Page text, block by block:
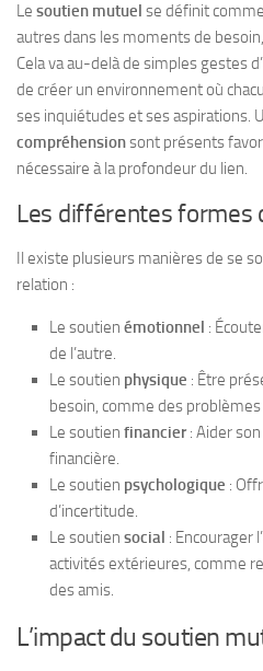
Le soutien mutuel se définit comme
autres dans les moments de
Cela va au-delà de simples gestes
de créer un environnement où
ses inquiétudes et ses aspirations.
compréhensionsont présents
nécessaire à la profondeur du lien.
Les différentes formes
Il existe plusieurs manières de se
relation :
Le soutien émotionnel :
de l’autre.
Le soutien physique : Être
besoin, comme des
Le soutien financier: Aider
financière.
Le soutien psychologique :
d’incertitude.
Le soutien social : Encourager
activités extérieures, comme
des amis.
L’impact du soutien